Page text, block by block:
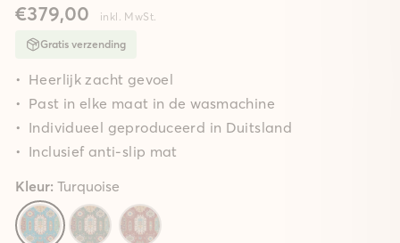
€379,00 inkl. MwSt.
Gratis verzending
Heerlijk zacht gevoel
Past in elke maat in de wasmachine
Individueel geproduceerd in Duitsland
Inclusief anti-slip mat
Kleur: Turquoise